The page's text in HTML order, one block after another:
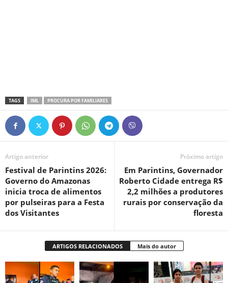
TAGS IML PROCURA POR FAMILIARES
Artigo anterior
Festival de Parintins 2026:
Governo do Amazonas
inicia troca de alimentos
por pulseiras para a Festa
dos Visitantes
Próximo artigo
Em Parintins, Governador
Roberto Cidade entrega R$
2,2 milhões a produtores
rurais por conservação da
floresta
ARTIGOS RELACIONADOS Mais do autor